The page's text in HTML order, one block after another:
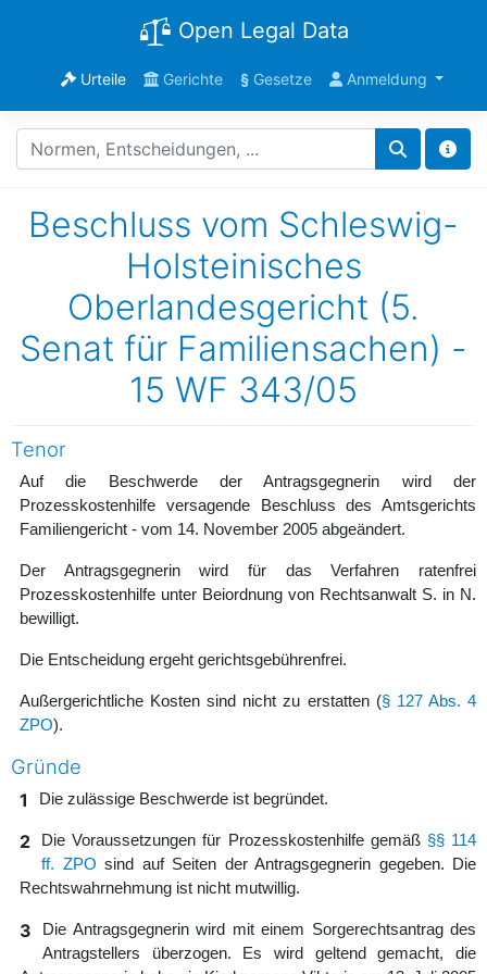
Open Legal Data
Urteile Gerichte §Gesetze Anmeldung
Beschluss vom Schleswig-
Holsteinisches
Oberlandesgericht (5.
Senat für Familiensachen) -
15 WF 343/05
Tenor
Auf die Beschwerde der Antragsgegnerin wird der
Prozesskostenhilfe versagende Beschluss des Amtsgerichts
Familiengericht - vom 14. November 2005 abgeändert.
Der Antragsgegnerin wird für das Verfahren ratenfrei
Prozesskostenhilfe unter Beiordnung von Rechtsanwalt S. in N.
bewilligt.
Die Entscheidung ergeht gerichtsgebührenfrei.
Außergerichtliche Kosten sind nicht zu erstatten (§ 127 Abs. 4
ZPO).
Gründe
1 Die zulässige Beschwerde ist begründet.
2 Die Voraussetzungen für Prozesskostenhilfe gemäß §§ 114
ff. ZPO sind auf Seiten der Antragsgegnerin gegeben. Die
Rechtswahrnehmung ist nicht mutwillig.
3
Die Antragsgegnerin wird mit einem Sorgerechtsantrag des
Antragstellers überzogen. Es wird geltend gemacht, die